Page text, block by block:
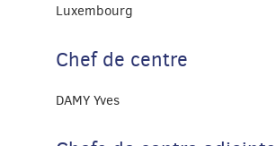
Luxembourg
Chef de centre
DAMY Yves